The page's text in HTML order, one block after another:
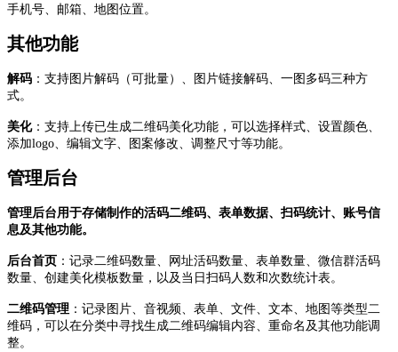
手机号、邮箱、地图位置。
其他功能
解码 ：支持图片解码（可批量）、图片链接解码、一图多码三种方
式。
美化：支持上传已生成二维码美化功能，可以选择样式、设置颜色、
添加logo、编辑文字、图案修改、调整尺寸等功能。
管理后台
管理后台用于存储制作的活码二维码、表单数据、扫码统计、账号信
息及其他功能。
后台首页 ：记录二维码数量、网址活码数量、表单数量、微信群活码
数量、创建美化模板数量，以及当日扫码人数和次数统计表。
二维码管理 ：记录图片、音视频、表单、文件、文本、地图等类型二
维码，可以在分类中寻找生成二维码编辑内容、重命名及其他功能调
整。